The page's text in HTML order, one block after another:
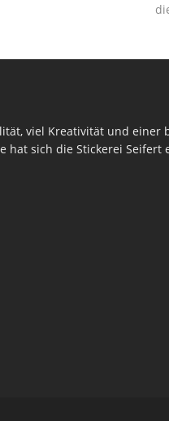
viel Kreativität und einer
hat sich die Stickerei Seifert